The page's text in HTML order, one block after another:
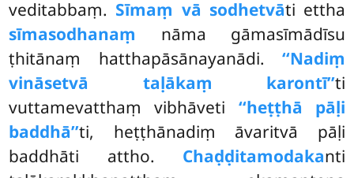
veditabbaṃ. Sīmaṃ vā sodhetvāti ettha
sīmasodhanaṃ nāma gāmasīmādīsu
ṭhitānaṃ hatthapāsānayanādi. ‘‘Nadiṃ
vināsetvā taḷākaṃ karontī’’ti
vuttamevatthaṃ vibhāveti ‘‘heṭṭhā pāḷi
baddhā’’ti, heṭṭhānadiṃ āvaritvā pāḷi
baddhāti attho. Chaḍḍitamodakanti